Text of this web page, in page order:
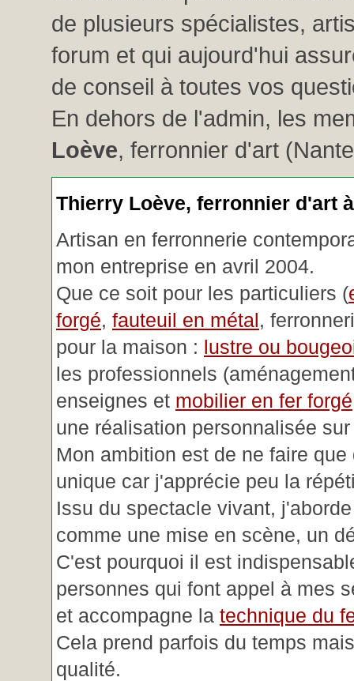
de plusieurs spécialistes,
forum et qui aujourd'hui
de conseil à toutes vos
En dehors de l'admin, les
Loève, ferronnier d'art
Thierry Loève, ferronnier d'art
Artisan en ferronnerie
mon entreprise en avril 2004.
Que ce soit pour les particuliers (
forgé, fauteuil en métal,
pour la maison : lustre ou
les professionnels
enseignes et mobilier en fer forgé
une réalisation personnalisée
Mon ambition est de ne faire que
unique car j'apprécie peu la
Issu du spectacle vivant,
comme une mise en scène, un
C'est pourquoi il est
personnes qui font appel à mes
et accompagne la technique du
Cela prend parfois du temps
qualité.